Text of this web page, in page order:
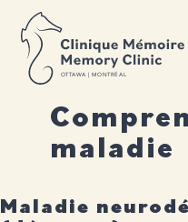
OTTAWA | MONTRÉAL
C M M C
1-
À
maladie
Maladie